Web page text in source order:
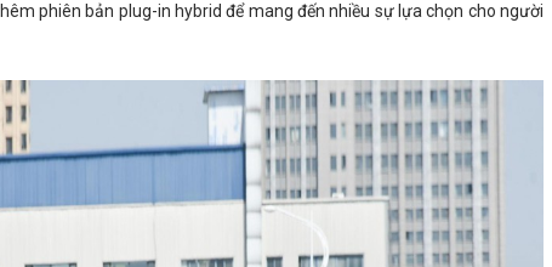
phiên bản plug-in hybrid để mang đến nhiều sự lựa chọn cho người